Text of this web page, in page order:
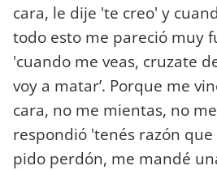
cara, le dije 'te creo' y
todo esto me pareció muy
'cuando me veas, cruzate
voy a matar’. Porque me
cara, no me mientas, no
respondió 'tenés razón
pido perdón, me mandé